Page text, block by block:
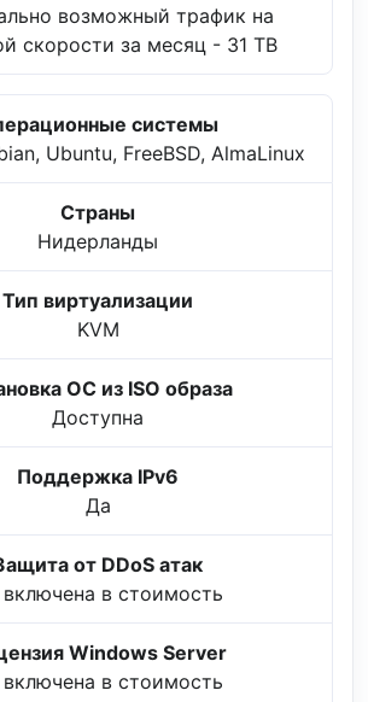
возможный трафик на
скорости за месяц - 31 TB
системы
Ubuntu, FreeBSD, AlmaLinux
Страны
Нидерланды
Тип виртуализации
KVM
ОС из ISO образа
Доступна
Поддержка IPv6
Да
от DDoS атак
в стоимость
Windows Server
в стоимость